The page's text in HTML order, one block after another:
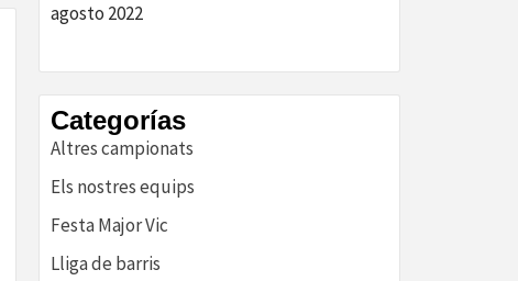
agosto 2022
Categorías
Altres campionats
Els nostres equips
Festa Major Vic
Lliga de barris